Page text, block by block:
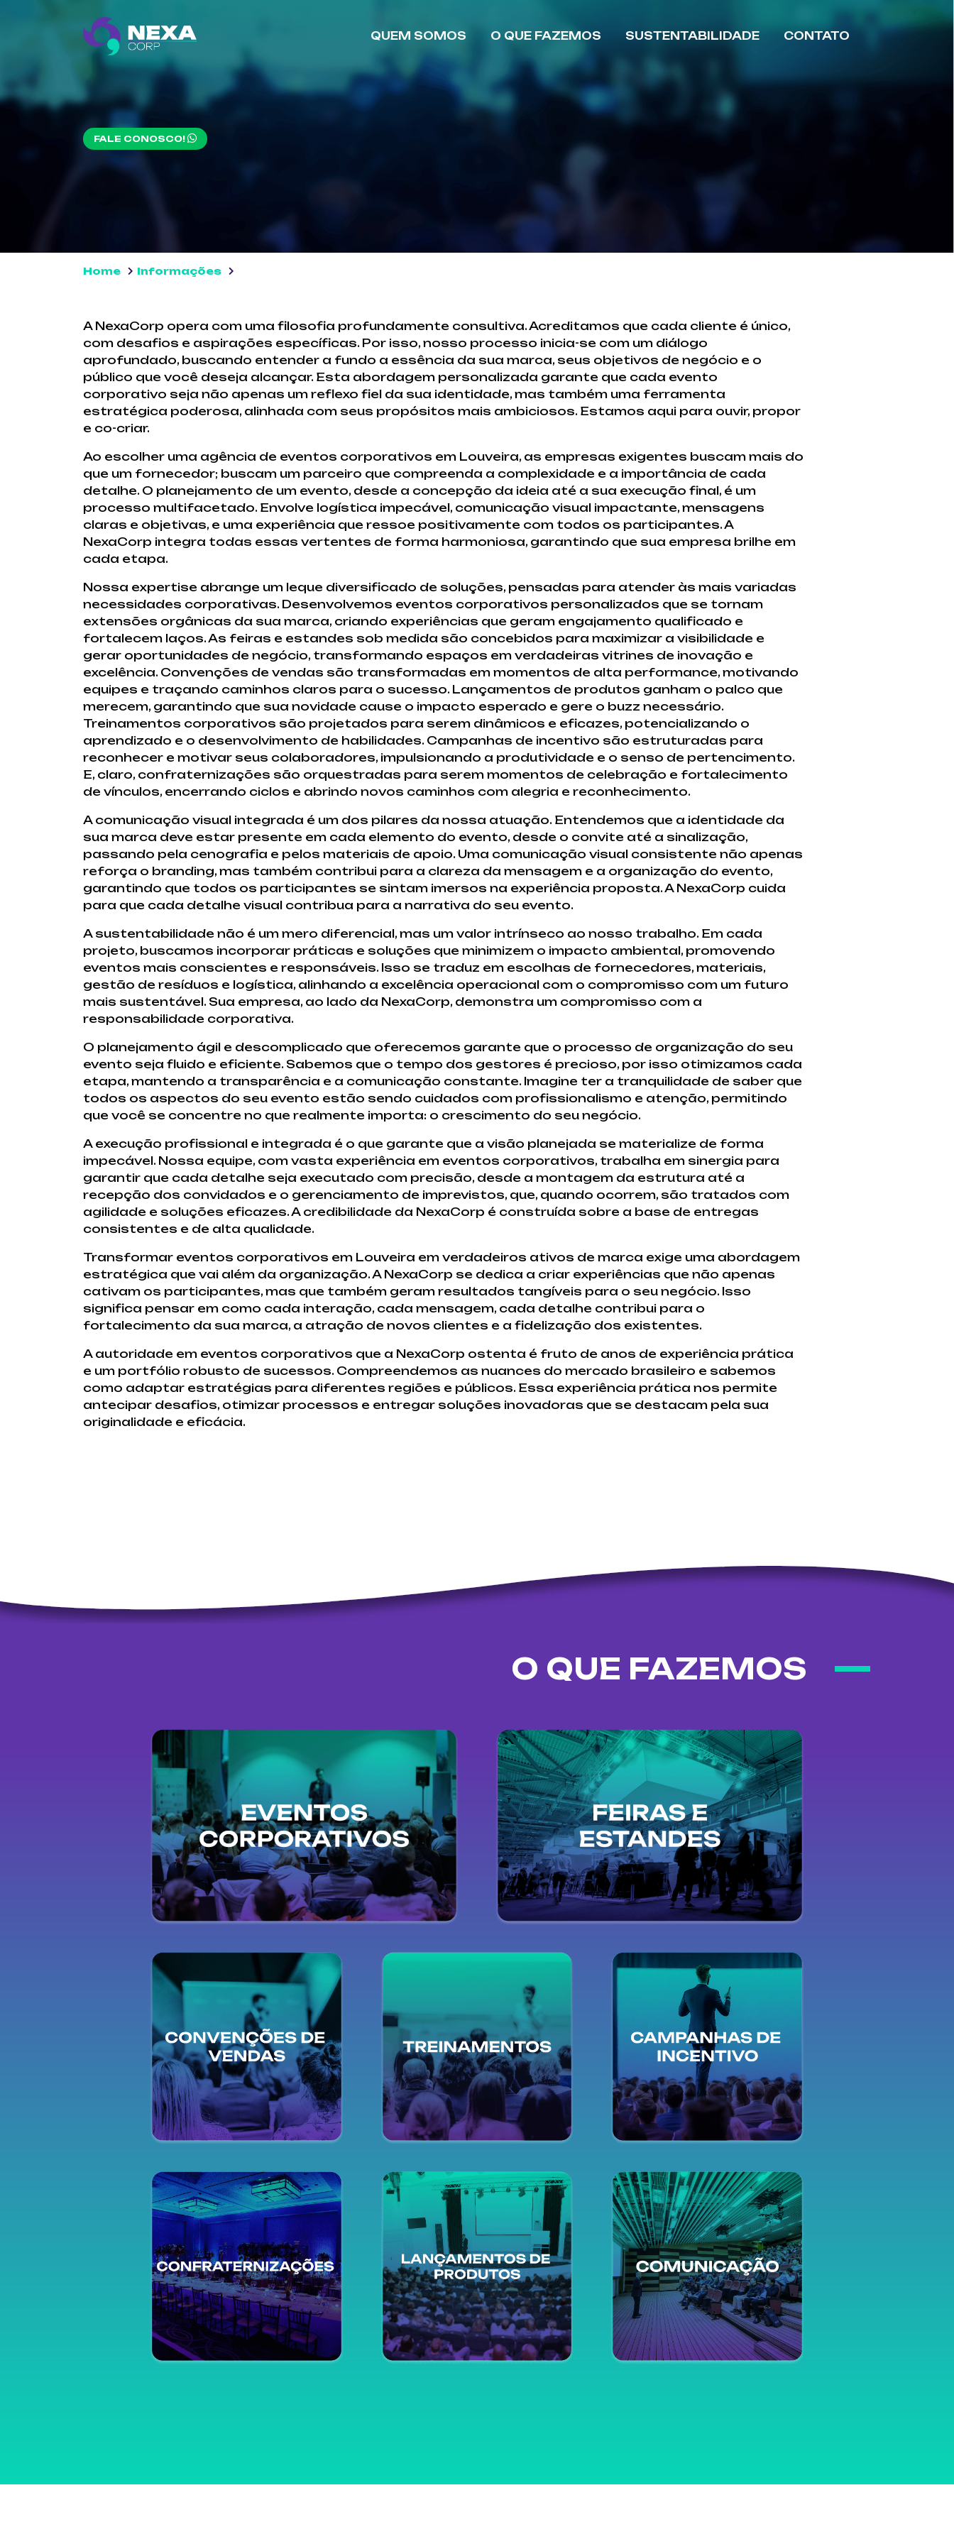
QUEM SOMOS O QUE FAZEMOS SUSTENTABILIDADE CONTATO
FALE CONOSCO!
Home Informações
A NexaCorp opera com uma filosofia profundamente consultiva. Acreditamos que cada cliente é único,
com desafios e aspirações específicas. Por isso, nosso processo inicia-se com um diálogo
aprofundado, buscando entender a fundo a essência da sua marca, seus objetivos de negócio e o
público que você deseja alcançar. Esta abordagem personalizada garante que cada evento
corporativo seja não apenas um reflexo fiel da sua identidade, mas também uma ferramenta
estratégica poderosa, alinhada com seus propósitos mais ambiciosos. Estamos aqui para ouvir, propor
e co-criar.
Ao escolher uma agência de eventos corporativos em Louveira, as empresas exigentes buscam mais do
que um fornecedor; buscam um parceiro que compreenda a complexidade e a importância de cada
detalhe. O planejamento de um evento, desde a concepção da ideia até a sua execução final, é um
processo multifacetado. Envolve logística impecável, comunicação visual impactante, mensagens
claras e objetivas, e uma experiência que ressoe positivamente com todos os participantes. A
NexaCorp integra todas essas vertentes de forma harmoniosa, garantindo que sua empresa brilhe em
cada etapa.
Nossa expertise abrange um leque diversificado de soluções, pensadas para atender às mais variadas
necessidades corporativas. Desenvolvemos eventos corporativos personalizados que se tornam
extensões orgânicas da sua marca, criando experiências que geram engajamento qualificado e
fortalecem laços. As feiras e estandes sob medida são concebidos para maximizar a visibilidade e
gerar oportunidades de negócio, transformando espaços em verdadeiras vitrines de inovação e
excelência. Convenções de vendas são transformadas em momentos de alta performance, motivando
equipes e traçando caminhos claros para o sucesso. Lançamentos de produtos ganham o palco que
merecem, garantindo que sua novidade cause o impacto esperado e gere o buzz necessário.
Treinamentos corporativos são projetados para serem dinâmicos e eficazes, potencializando o
aprendizado e o desenvolvimento de habilidades. Campanhas de incentivo são estruturadas para
reconhecer e motivar seus colaboradores, impulsionando a produtividade e o senso de pertencimento.
E, claro, confraternizações são orquestradas para serem momentos de celebração e fortalecimento
de vínculos, encerrando ciclos e abrindo novos caminhos com alegria e reconhecimento.
A comunicação visual integrada é um dos pilares da nossa atuação. Entendemos que a identidade da
sua marca deve estar presente em cada elemento do evento, desde o convite até a sinalização,
passando pela cenografia e pelos materiais de apoio. Uma comunicação visual consistente não apenas
reforça o branding, mas também contribui para a clareza da mensagem e a organização do evento,
garantindo que todos os participantes se sintam imersos na experiência proposta. A NexaCorp cuida
para que cada detalhe visual contribua para a narrativa do seu evento.
A sustentabilidade não é um mero diferencial, mas um valor intrínseco ao nosso trabalho. Em cada
projeto, buscamos incorporar práticas e soluções que minimizem o impacto ambiental, promovendo
eventos mais conscientes e responsáveis. Isso se traduz em escolhas de fornecedores, materiais,
gestão de resíduos e logística, alinhando a excelência operacional com o compromisso com um futuro
mais sustentável. Sua empresa, ao lado da NexaCorp, demonstra um compromisso com a
responsabilidade corporativa.
O planejamento ágil e descomplicado que oferecemos garante que o processo de organização do seu
evento seja fluido e eficiente. Sabemos que o tempo dos gestores é precioso, por isso otimizamos cada
etapa, mantendo a transparência e a comunicação constante. Imagine ter a tranquilidade de saber que
todos os aspectos do seu evento estão sendo cuidados com profissionalismo e atenção, permitindo
que você se concentre no que realmente importa: o crescimento do seu negócio.
A execução profissional e integrada é o que garante que a visão planejada se materialize de forma
impecável. Nossa equipe, com vasta experiência em eventos corporativos, trabalha em sinergia para
garantir que cada detalhe seja executado com precisão, desde a montagem da estrutura até a
recepção dos convidados e o gerenciamento de imprevistos, que, quando ocorrem, são tratados com
agilidade e soluções eficazes. A credibilidade da NexaCorp é construída sobre a base de entregas
consistentes e de alta qualidade.
Transformar eventos corporativos em Louveira em verdadeiros ativos de marca exige uma abordagem
estratégica que vai além da organização. A NexaCorp se dedica a criar experiências que não apenas
cativam os participantes, mas que também geram resultados tangíveis para o seu negócio. Isso
significa pensar em como cada interação, cada mensagem, cada detalhe contribui para o
fortalecimento da sua marca, a atração de novos clientes e a fidelização dos existentes.
A autoridade em eventos corporativos que a NexaCorp ostenta é fruto de anos de experiência prática
e um portfólio robusto de sucessos. Compreendemos as nuances do mercado brasileiro e sabemos
como adaptar estratégias para diferentes regiões e públicos. Essa experiência prática nos permite
antecipar desafios, otimizar processos e entregar soluções inovadoras que se destacam pela sua
originalidade e eficácia.
O QUE FAZEMOS